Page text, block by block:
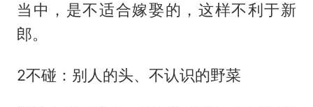
当中，是不适合嫁娶的，这样不利于新
郎。
2不碰：别人的头、不认识的野菜